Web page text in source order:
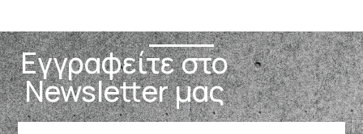
Εγγραφείτε στο
Newsletter μας